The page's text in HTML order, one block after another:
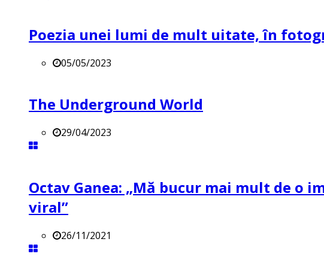
Poezia unei lumi de mult uitate, în
05/05/2023
The Underground World
29/04/2023
Octav Ganea: „Mă bucur mai mult de o
viral”
26/11/2021